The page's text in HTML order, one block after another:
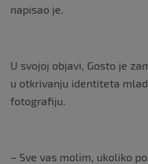
napisao je.
U svojoj objavi, Gosto je
u otkrivanju identiteta
fotografiju.
– Sve vas molim, ukoliko